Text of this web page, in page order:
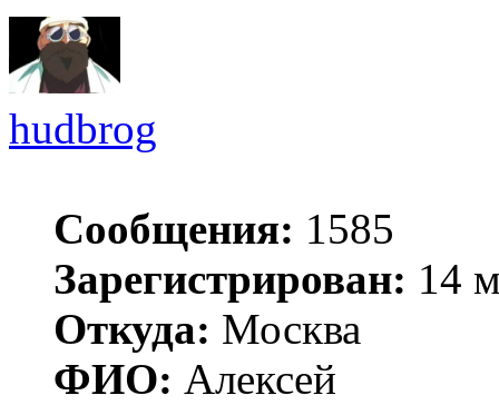
hudbrog
Сообщения: 1585
Зарегистрирован: 14
Откуда: Москва
ФИО: Алексей